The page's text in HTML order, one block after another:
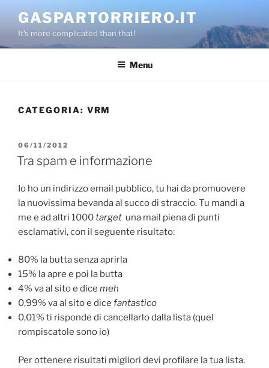
contenuto
GASPARTORRIERO.IT
It's more complicated than that!
Menu
CATEGORIA: VRM
PUBBLICATO
IL
06/11/2012
Tra spam e informazione
Io ho un indirizzo email pubblico, tu hai da promuovere
la nuovissima bevanda al succo di straccio. Tu mandi a
me e ad altri 1000target una mail piena di punti
esclamativi, con il seguente risultato:
80% la butta senza aprirla
15% la apre e poi la butta
4% va al sito e dice meh
0,99% va al sito e dice fantastico
0,01% ti risponde di cancellarlo dalla lista (quel
rompiscatole sono io)
Per ottenere risultati migliori devi profilare la tua lista.